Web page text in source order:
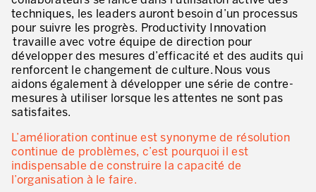
Déploiement de la TPM
Construire les capacités internes de l’organisation
3P – Développement Produits/Process
Réduction des coûts
Optimisation de la Supply Chain
Management visuel
techniques, les leaders auront besoin d’un processus
pour suivre les progrès. Productivity Innovation
travaille avec votre équipe de direction pour
développer des mesures d’efficacité et des audits qui
renforcent le changement de culture. Nous vous
aidons également à développer une série de contre-
mesures à utiliser lorsque les attentes ne sont pas
satisfaites.
L’amélioration continue est synonyme de résolution
continue de problèmes, c’est pourquoi il est
indispensable de construire la capacité de
l’organisation à le faire.